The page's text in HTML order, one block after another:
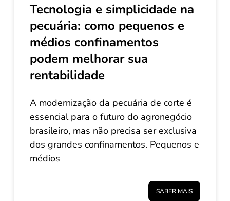
Tecnologia e simplicidade na
pecuária: como pequenos e
médios confinamentos
podem melhorar sua
rentabilidade
A modernização da pecuária de corte é
essencial para o futuro do agronegócio
brasileiro, mas não precisa ser exclusiva
dos grandes confinamentos. Pequenos e
médios
SABER MAIS